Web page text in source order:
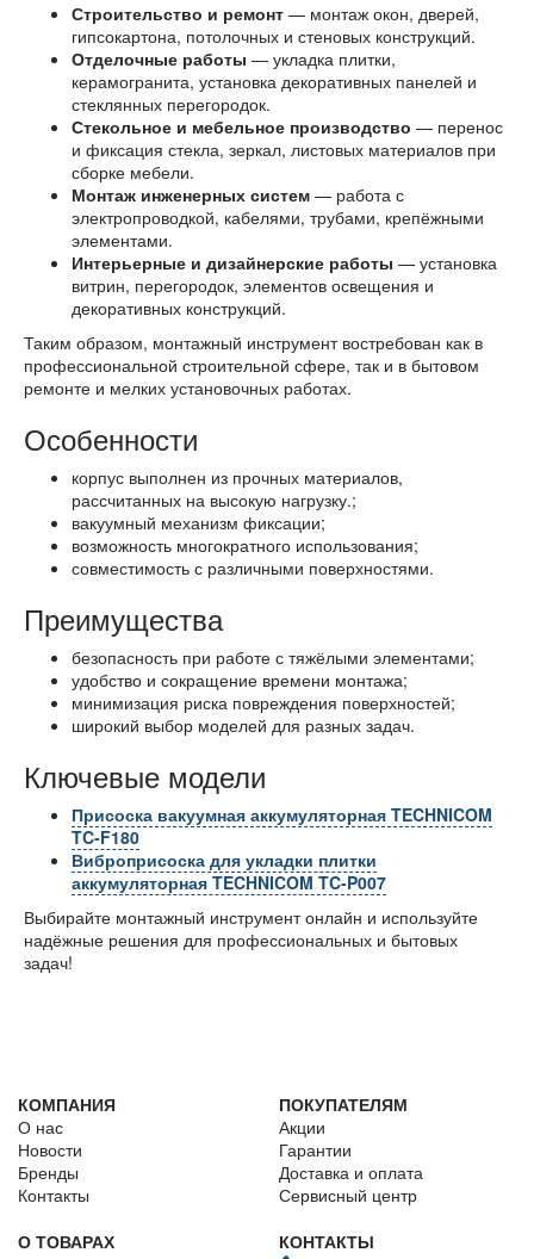
Строительство и ремонт — монтаж окон, дверей,
гипсокартона, потолочных и стеновых конструкций.
Отделочные работы — укладка плитки,
керамогранита, установка декоративных панелей и
стеклянных перегородок.
Стекольное и мебельное производство — перенос
и фиксация стекла, зеркал, листовых материалов при
сборке мебели.
Монтаж инженерных систем — работа с
электропроводкой, кабелями, трубами, крепёжными
элементами.
Интерьерные и дизайнерские работы — установка
витрин, перегородок, элементов освещения и
декоративных конструкций.
Таким образом, монтажный инструмент востребован как в
профессиональной строительной сфере, так и в бытовом
ремонте и мелких установочных работах.
Особенности
корпус выполнен из прочных материалов,
рассчитанных на высокую нагрузку.;
вакуумный механизм фиксации;
возможность многократного использования;
совместимость с различными поверхностями.
Преимущества
безопасность при работе с тяжёлыми элементами;
удобство и сокращение времени монтажа;
минимизация риска повреждения поверхностей;
широкий выбор моделей для разных задач.
Ключевые модели
Присоска вакуумная аккумуляторная TECHNICOM
TC-F180
Виброприсоска для укладки плитки
аккумуляторная TECHNICOM TC-P007
Выбирайте монтажный инструмент онлайн и используйте
надёжные решения для профессиональных и бытовых
задач!
КОМПАНИЯ
О нас
Новости
Бренды
Контакты
ПОКУПАТЕЛЯМ
Акции
Гарантии
Доставка и оплата
Сервисный центр
О ТОВАРАХ
КОНТАКТЫ